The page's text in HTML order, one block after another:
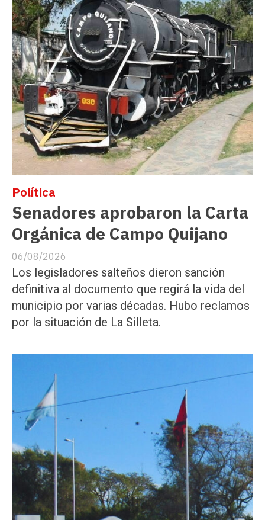
Senadores aprobaron la Carta
Orgánica de Campo Quijano
Política
06/08/2026
Los legisladores salteños dieron sanción
definitiva al documento que regirá la vida del
municipio por varias décadas. Hubo reclamos
por la situación de La Silleta.